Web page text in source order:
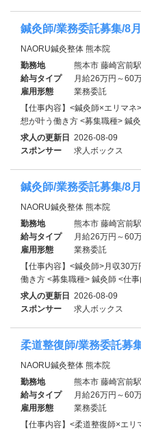
鍼灸師/業務委託募集/8
NAORU鍼灸整体 熊本院
勤務地
熊本市 藤崎宮前駅
給与タイプ
月給26万円～60
雇用形態
業務委託
【仕事内容】<鍼灸師×エリマ
想が叶う働き方 <募集職種> 鍼
求人の更新日 2026-08-09
スポンサー
求人ボックス
鍼灸師/業務委託募集/8
NAORU鍼灸整体 熊本院
勤務地
熊本市 藤崎宮前駅
給与タイプ
月給26万円～60
雇用形態
業務委託
【仕事内容】<鍼灸師>月収30
働き方 <募集職種> 鍼灸師 <仕事
求人の更新日 2026-08-09
スポンサー
求人ボックス
柔道整復師/業務委託募
NAORU鍼灸整体 熊本院
勤務地
熊本市 藤崎宮前駅
給与タイプ
月給26万円～60
雇用形態
業務委託
【仕事内容】<柔道整復師×エ